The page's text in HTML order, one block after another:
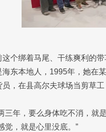
个绑着马尾、干练爽利的
东本地人，1995年，她在
员，在县高尔夫球场当剪草
三年，要么身体吃不消，就
觉，就是心里没底。”